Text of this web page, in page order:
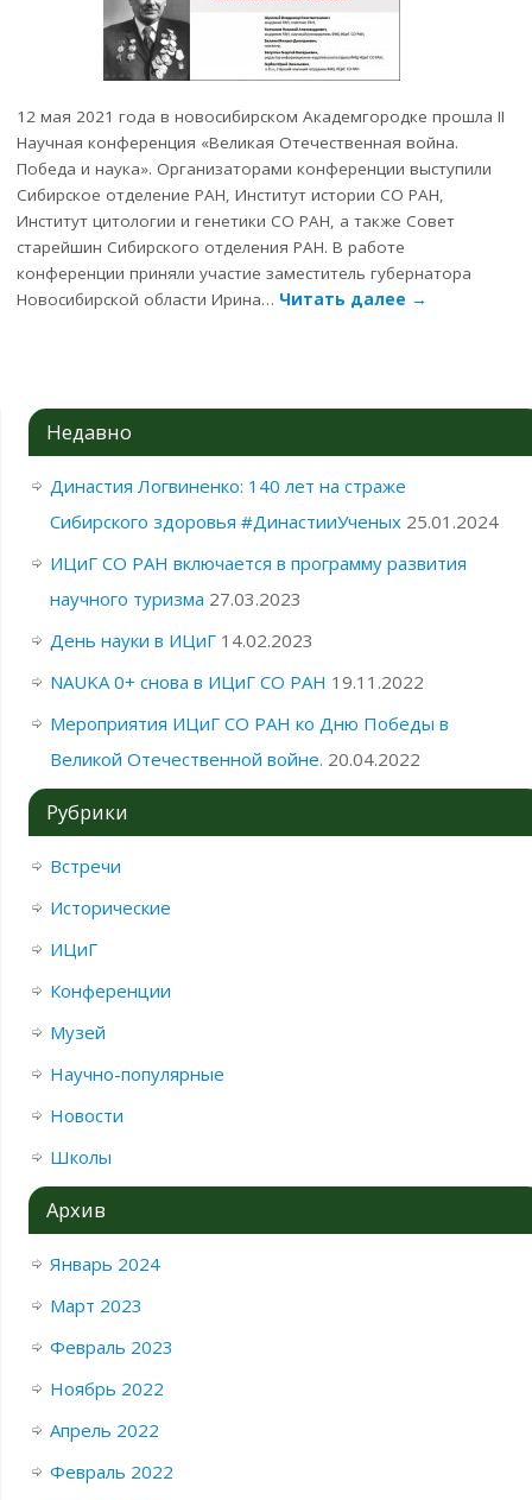
12 мая 2021 года в новосибирском Академгородке прошла II
Научная конференция «Великая Отечественная война.
Победа и наука». Организаторами конференции выступили
Сибирское отделение РАН, Институт истории СО РАН,
Институт цитологии и генетики СО РАН, а также Совет
старейшин Сибирского отделения РАН. В работе
конференции приняли участие заместитель губернатора
Новосибирской области Ирина… Читать далее →
Недавно
Династия Логвиненко: 140 лет на страже
Сибирского здоровья #ДинастииУченых 25.01.2024
ИЦиГ СО РАН включается в программу развития
научного туризма 27.03.2023
День науки в ИЦиГ 14.02.2023
NAUKA 0+ снова в ИЦиГ СО РАН 19.11.2022
Мероприятия ИЦиГ СО РАН ко Дню Победы в
Великой Отечественной войне. 20.04.2022
Рубрики
Встречи
Исторические
ИЦиГ
Конференции
Музей
Научно-популярные
Новости
Школы
Архив
Январь 2024
Март 2023
Февраль 2023
Ноябрь 2022
Апрель 2022
Февраль 2022